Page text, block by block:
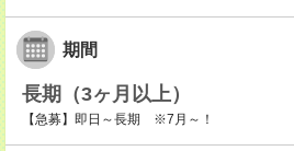
期間
長期（3ヶ月以上）
【急募】即日～長期 ※7月～！